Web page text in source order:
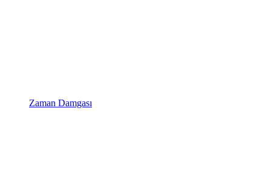
Zaman Damgası